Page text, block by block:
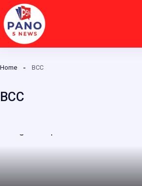
Passer
au
contenu
Home BCC
BCC